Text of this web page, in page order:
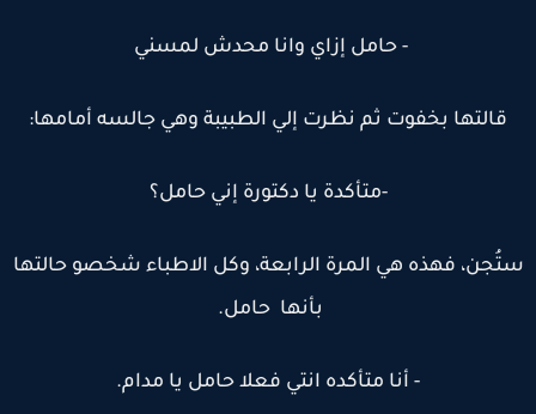
- حامل إزاي وانا محدش لمسني
قالتها بخفوت ثم نظرت إلي الطبيبة وهي جالسه أمامها:
-متأكدة يا دكتورة إني حامل؟
فهذه هي المرة الرابعة، وكل الاطباء شخصو حالتها
بأنها حامل.
- أنا متأكده انتي فعلا حامل يا مدام.